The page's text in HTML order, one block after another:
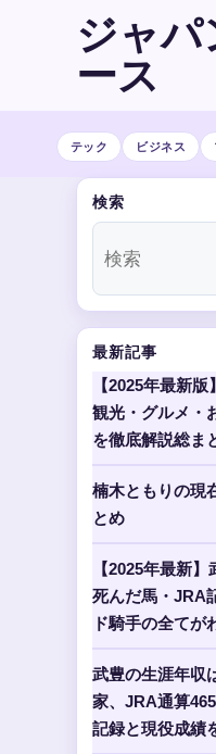
ジャ
ース
テック ビジネス
検索
最新記事
【2025年最新
観光・グルメ・
を徹底解説総ま
楠木ともりの現
とめ
【2025年最新
死んだ馬・JRA
ド騎手の全てが
武豊の生涯年収
家、JRA通算
記録と現役成績